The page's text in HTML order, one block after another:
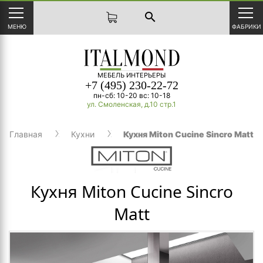
МЕНЮ
search
ФАБРИКИ
МЕБЕЛЬ ИНТЕРЬЕРЫ
+7 (495) 230-22-72
пн-сб: 10-20 вс: 10-18
ул. Смоленская, д.10 стр.1
Главная Кухни Кухня Miton Cucine Sincro Matt
Кухня Miton Cucine Sincro
Matt